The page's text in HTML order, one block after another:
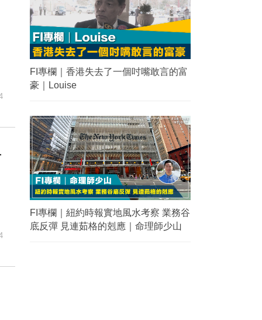
FI專欄｜香港失去了一個吋嘴敢言的富
豪｜Louise
FI專欄｜紐約時報實地風水考察 業務谷
底反彈 見連茹格的剋應｜命理師少山